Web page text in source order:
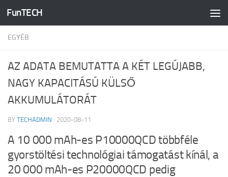
Skip to content
FunTECH
EGYÉB
AZ ADATA BEMUTATTA A KÉT LEGÚJABB,
NAGY KAPACITÁSÚ KÜLSŐ
AKKUMULÁTORÁT
BY TECHADMIN · 2020-08-11
A 10 000 mAh-es P10000QCD többféle
gyorstöltési technológiai támogatást kínál, a
20 000 mAh-es P20000QCD pedig